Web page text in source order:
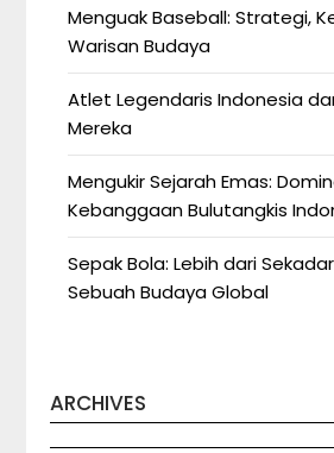
Menguak Baseball: Strategi,
Warisan Budaya
Atlet Legendaris Indonesia
Mereka
Mengukir Sejarah Emas:
Kebanggaan Bulutangkis
Sepak Bola: Lebih dari
Sebuah Budaya Global
ARCHIVES